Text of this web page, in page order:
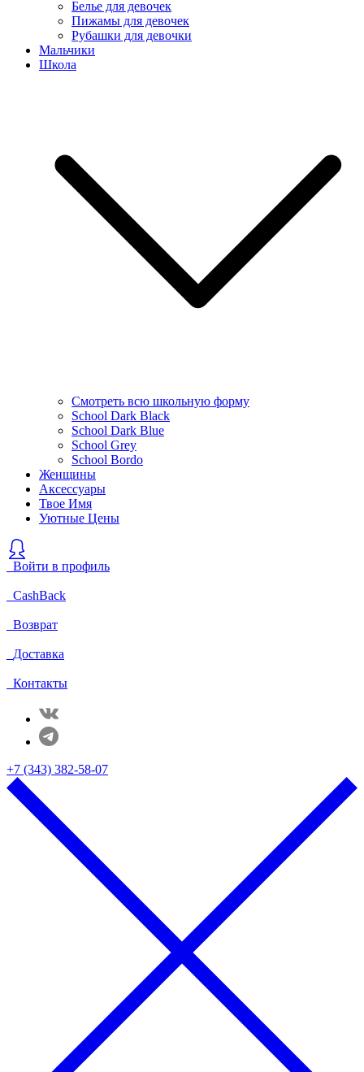
Белье для девочек
Пижамы для девочек
Рубашки для девочки
Мальчики
Школа
Смотреть всю школьную форму
School Dark Black
School Dark Blue
School Grey
School Bordo
Женщины
Аксессуары
Твое Имя
Уютные Цены
Войти в профиль
CashBack
Возврат
Доставка
Контакты
+7 (343) 382-58-07